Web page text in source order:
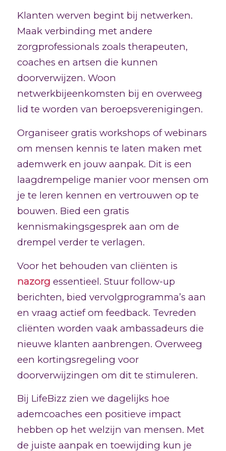
Klanten werven begint bij netwerken.
Maak verbinding met andere
zorgprofessionals zoals therapeuten,
coaches en artsen die kunnen
doorverwijzen. Woon
netwerkbijeenkomsten bij en overweeg
lid te worden van beroepsverenigingen.
Organiseer gratis workshops of webinars
om mensen kennis te laten maken met
ademwerk en jouw aanpak. Dit is een
laagdrempelige manier voor mensen om
je te leren kennen en vertrouwen op te
bouwen. Bied een gratis
kennismakingsgesprek aan om de
drempel verder te verlagen.
Voor het behouden van cliënten is
nazorg essentieel. Stuur follow-up
berichten, bied vervolgprogramma’s aan
en vraag actief om feedback. Tevreden
cliënten worden vaak ambassadeurs die
nieuwe klanten aanbrengen. Overweeg
een kortingsregeling voor
doorverwijzingen om dit te stimuleren.
Bij LifeBizz zien we dagelijks hoe
ademcoaches een positieve impact
hebben op het welzijn van mensen. Met
de juiste aanpak en toewijding kun je